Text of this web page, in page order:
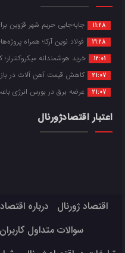
11:28 جابه‌جایی حریم شهر قزوین
19:28 فولاد نوین آرکا؛ همراه
12:01 خرید هوشمندانه میکروکنترلر؛
21:07 کاهش قیمت آهن آلات در
21:07 عرضه برق در بورس انرژی
اعتبار اقتصادژورنال
اقتصاد ژورنال درباره
سوالات متداول کاربران